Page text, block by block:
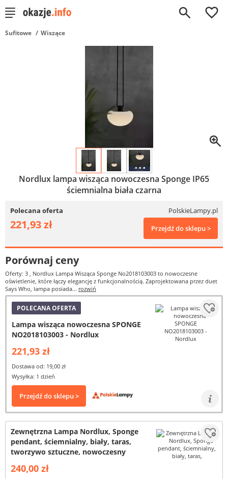
0
Sufitowe Wiszące
Nordlux lampa wisząca nowoczesna Sponge IP65
ściemnialna biała czarna
Polecana oferta PolskieLampy.pl
221,93 zł Przejdź do sklepu >
Porównaj ceny
Oferty: 3 , Nordlux Lampa Wisząca Sponge No2018103003 to nowoczesne
oświetlenie, które łączy elegancję z funkcjonalnością. Zaprojektowana przez duet
Says Who, lampa posiada... rozwiń
POLECANA OFERTA
Lampa wisząca nowoczesna SPONGE
NO2018103003 - Nordlux
221,93 zł
Dostawa od: 19,00 zł
Wysyłka: 1 dzień
Przejdź do sklepu >
Zewnętrzna Lampa Nordlux, Sponge
pendant, ściemnialny, biały, taras,
tworzywo sztuczne, nowoczesny
240,00 zł